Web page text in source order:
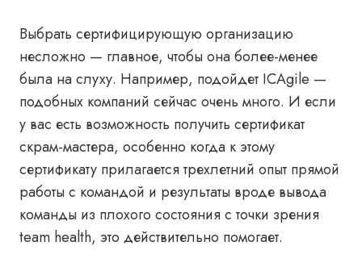
Выбрать сертифицирующую организацию
несложно — главное, чтобы она более-менее
была на слуху. Например, подойдет ICAgile —
подобных компаний сейчас очень много. И если
у вас есть возможность получить сертификат
скрам-мастера, особенно когда к этому
сертификату прилагается трехлетний опыт прямой
работы с командой и результаты вроде вывода
команды из плохого состояния с точки зрения
team health, это действительно помогает.